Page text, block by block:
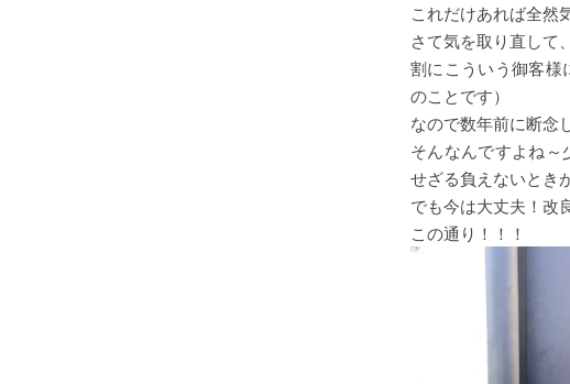
これだけあれば全然
さて気を取り直して
割にこういう御客様
のことです）
なので数年前に断念
そんなんですよね
せざる負えないとき
でも今は大丈夫！改
この通り！！！